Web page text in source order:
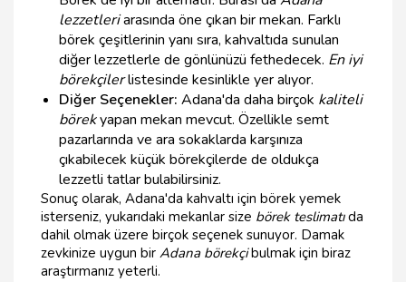
lezzetleriarasında öne çıkan bir mekan. Farklı
börek çeşitlerinin yanı sıra, kahvaltıda sunulan
diğer lezzetlerle de gönlünüzü fethedecek. En iyi
börekçilerlistesinde kesinlikle yer alıyor.
Diğer Seçenekler: Adana'da daha birçok kaliteli
börekyapan mekan mevcut. Özellikle semt
pazarlarında ve ara sokaklarda karşınıza
çıkabilecek küçük börekçilerde de oldukça
lezzetli tatlar bulabilirsiniz.
Sonuç olarak, Adana'da kahvaltı için börek yemek
isterseniz, yukarıdaki mekanlar size börek teslimatıda
dahil olmak üzere birçok seçenek sunuyor. Damak
zevkinize uygun bir Adana börekçibulmak için biraz
araştırmanız yeterli.